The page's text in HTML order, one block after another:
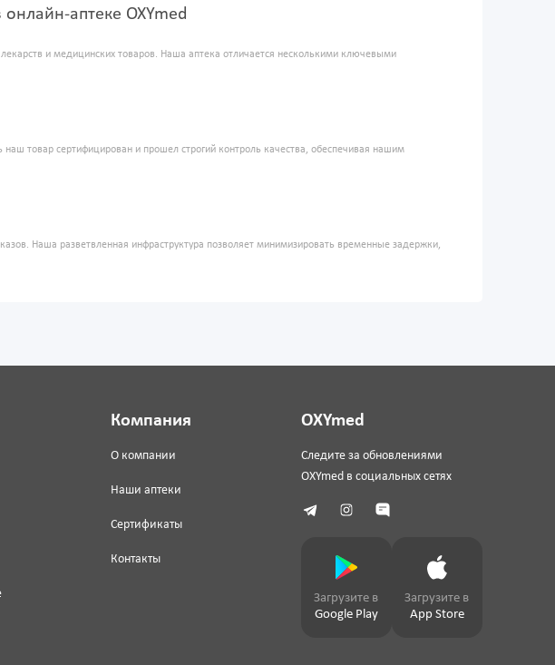
аптеке OXYmed
и медицинских товаров. Наша аптека отличается несколькими ключевыми
товар сертифицирован и прошел строгий контроль качества, обеспечивая нашим
Наша разветвленная инфраструктура позволяет минимизировать временные задержки,
Компания
О компании
Наши аптеки
Сертификаты
Контакты
OXYmed
Следите за обновлениями
OXYmed в социальных сетях
Загрузите в
Google Play
Загрузите в
App Store